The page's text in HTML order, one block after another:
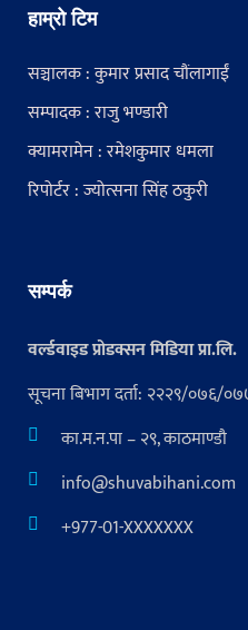
हाम्रो टिम
सञ्चालक : कुमार प्रसाद चौंलागाईं
सम्पादक : राजु भण्डारी
क्यामरामेन : रमेशकुमार धमला
रिपोर्टर : ज्योत्सना सिंह ठकुरी
सम्पर्क
वर्ल्डवाइड प्रोडक्सन मिडिया प्रा.लि.
सूचना बिभाग दर्ता: २२२९/०७६/
का.म.न.पा – २९, काठमाण्डौ
info@shuvabihani.com
+977-01-XXXXXXX